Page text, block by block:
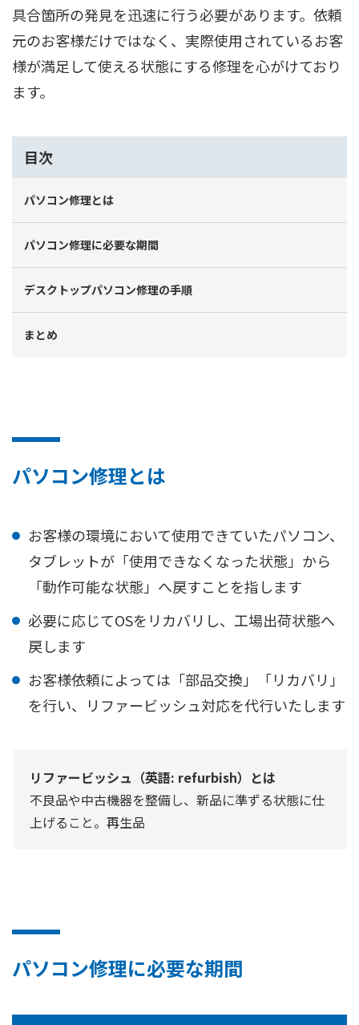
具合箇所の発見を迅速に行う必要があります。依頼
元のお客様だけではなく、実際使用されているお客
様が満足して使える状態にする修理を心がけており
ます。
目次
パソコン修理とは
パソコン修理に必要な期間
デスクトップパソコン修理の手順
まとめ
パソコン修理とは
お客様の環境において使用できていたパソコン、
タブレットが「使用できなくなった状態」から
「動作可能な状態」へ戻すことを指します
必要に応じてOSをリカバリし、工場出荷状態へ
戻します
お客様依頼によっては「部品交換」「リカバリ」
を行い、リファービッシュ対応を代行いたします
リファービッシュ（英語: refurbish）とは
不良品や中古機器を整備し、新品に準ずる状態に仕
上げること。再生品
パソコン修理に必要な期間